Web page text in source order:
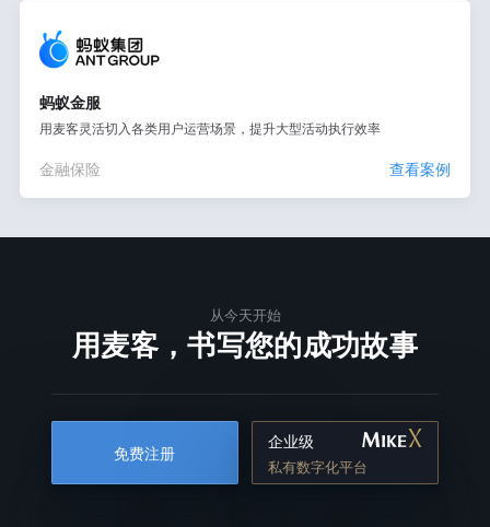
蚂蚁金服
用麦客灵活切入各类用户运营场景，提升大型活动执行效率
金融保险 查看案例
从今天开始
用麦客，书写您的成功故事
免费注册
企业级
私有数字化平台